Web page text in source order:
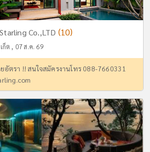
Co.,LTD (10)
ก็ต , 07 ส.ค. 69
อัตรา !! สนใจสมัครงานโทร 088-7660331